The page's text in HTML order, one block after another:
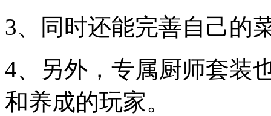
3、同时还能完善自己的
4、另外，专属厨师套装
和养成的玩家。